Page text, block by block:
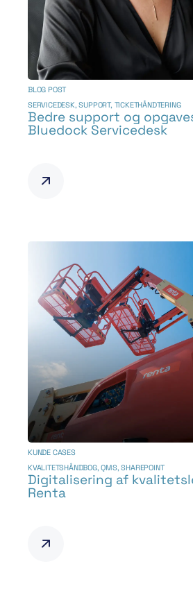
BLOG POST
SERVICEDESK,SUPPORT, TICKETHÅNDTERING
Bedre support og
Bluedock Servicedesk
KUNDE CASES
KVALITETSHÅNDBOG,QMS,SHAREPOINT
Digitalisering af
Renta